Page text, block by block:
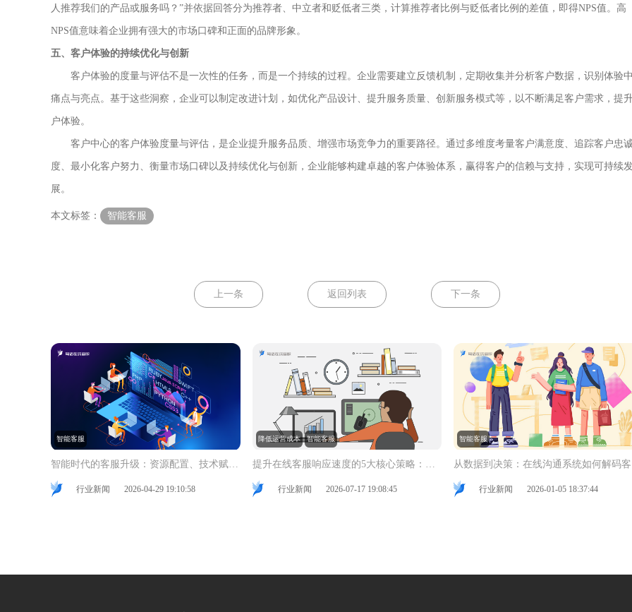
人推荐我们的产品或服务吗？”并依据回答分为推荐者、中立者和贬低者三类，计算推荐者比例与贬低者比例的差值，即得NPS值。高
NPS值意味着企业拥有强大的市场口碑和正面的品牌形象。
五、客户体验的持续优化与创新
客户体验的度量与评估不是一次性的任务，而是一个持续的过程。企业需要建立反馈机制，定期收集并分析客户数据，识别体验
痛点与亮点。基于这些洞察，企业可以制定改进计划，如优化产品设计、提升服务质量、创新服务模式等，以不断满足客户需求，提
户体验。
客户中心的客户体验度量与评估，是企业提升服务品质、增强市场竞争力的重要路径。通过多维度考量客户满意度、追踪客户忠
度、最小化客户努力、衡量市场口碑以及持续优化与创新，企业能够构建卓越的客户体验体系，赢得客户的信赖与支持，实现可持续
展。
本文标签： 智能客服
上一条 返回列表 下一条
智能时代的客服升级：资源配置、技术赋能与持续优化
行业新闻 2026-04-29 19:10:58
智能客服
提升在线客服响应速度的5大核心策略：加速客户满意与业务增长
行业新闻 2026-07-17 19:08:45
降低运营成本 智能客服
行业新闻 2026-01-05 18:37:44
智能客服